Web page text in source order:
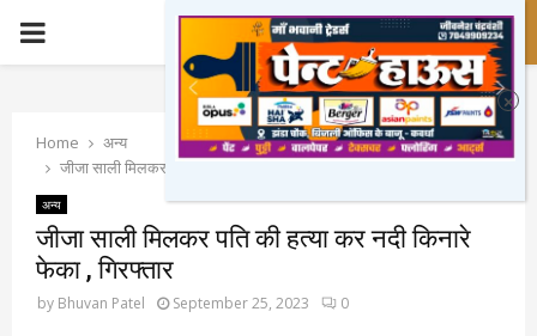
PRIMARY
Home
अन्य
जीजा साली मिलकर पति की हत्या कर नदी किनारे फेका , गिरफ्तार
अन्य
जीजा साली मिलकर पति की हत्या कर नदी किनारे
फेका , गिरफ्तार
by Bhuvan Patel September 25, 2023 0